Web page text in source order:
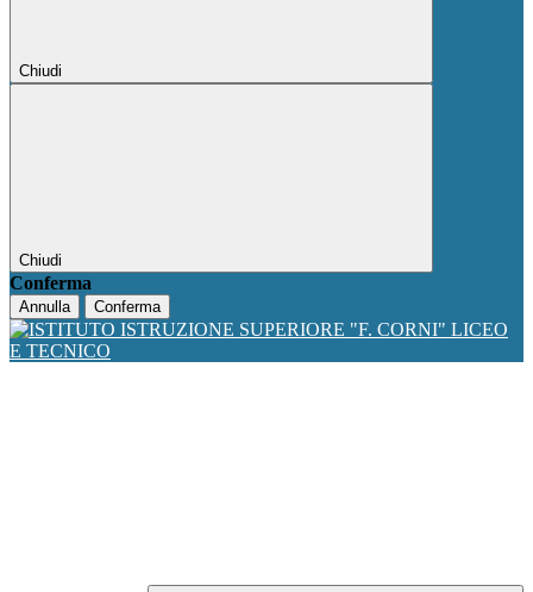
Chiudi
Chiudi
Conferma
Annulla Conferma